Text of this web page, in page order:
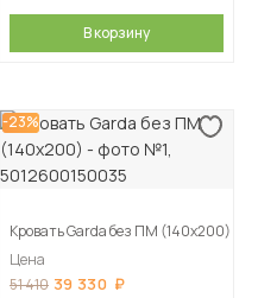
В корзину
-23%
Кровать Garda без ПМ (140х200)
Цена
51 410 39 330